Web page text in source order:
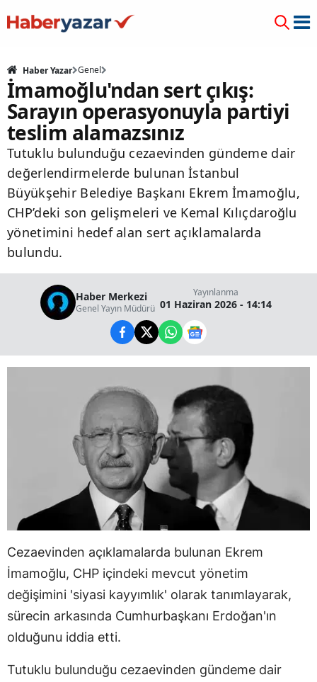
Haber Yazar Genel
İmamoğlu'ndan sert çıkış:
Sarayın operasyonuyla partiyi
teslim alamazsınız
Tutuklu bulunduğu cezaevinden gündeme dair
değerlendirmelerde bulunan İstanbul
Büyükşehir Belediye Başkanı Ekrem İmamoğlu,
CHP’deki son gelişmeleri ve Kemal Kılıçdaroğlu
yönetimini hedef alan sert açıklamalarda
bulundu.
Haber Merkezi
Genel Yayın Müdürü
Yayınlanma
01 Haziran 2026 - 14:14
Cezaevinden açıklamalarda bulunan Ekrem
İmamoğlu, CHP içindeki mevcut yönetim
değişimini 'siyasi kayyımlık' olarak tanımlayarak,
sürecin arkasında Cumhurbaşkanı Erdoğan'ın
olduğunu iddia etti.
Tutuklu bulunduğu cezaevinden gündeme dair